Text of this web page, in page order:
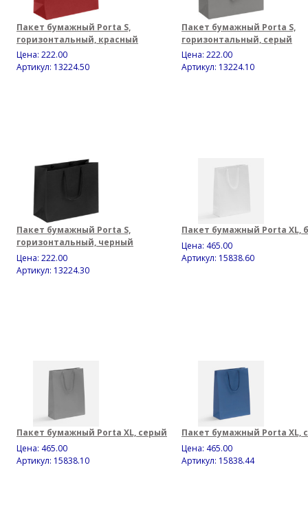
Пакет бумажный Porta S,
горизонтальный, красный
Цена: 222.00
Артикул: 13224.50
Пакет бумажный Porta S,
горизонтальный, серый
Цена: 222.00
Артикул: 13224.10
Пакет бумажный Porta S,
горизонтальный, черный
Цена: 222.00
Артикул: 13224.30
Пакет бумажный Porta XL,
Цена: 465.00
Артикул: 15838.60
Пакет бумажный Porta XL, серый
Цена: 465.00
Артикул: 15838.10
Пакет бумажный Porta XL,
Цена: 465.00
Артикул: 15838.44